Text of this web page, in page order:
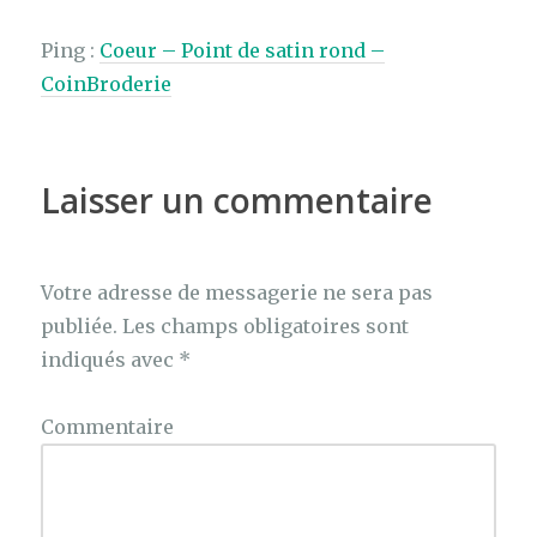
Ping : Coeur – Point de satin rond –
CoinBroderie
Laisser un commentaire
Votre adresse de messagerie ne sera pas
publiée. Les champs obligatoires sont
indiqués avec *
Commentaire